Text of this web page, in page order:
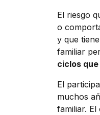
El riesgo
o
y que
familiar
ciclos
El
muchos
familiar.